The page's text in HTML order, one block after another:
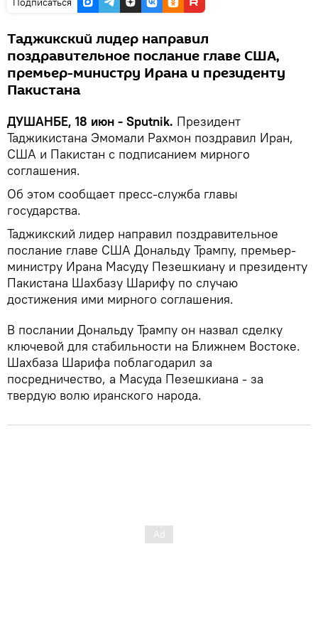
Таджикский лидер направил
поздравительное послание главе США,
премьер-министру Ирана и президенту
Пакистана
ДУШАНБЕ, 18 июн - Sputnik. Президент
Таджикистана Эмомали Рахмон поздравил Иран,
США и Пакистан с подписанием мирного
соглашения.
Об этом сообщает пресс-служба главы
государства.
Таджикский лидер направил поздравительное
послание главе США Дональду Трампу, премьер-
министру Ирана Масуду Пезешкиану и президенту
Пакистана Шахбазу Шарифу по случаю
достижения ими мирного соглашения.
В послании Дональду Трампу он назвал сделку
ключевой для стабильности на Ближнем Востоке.
Шахбаза Шарифа поблагодарил за
посредничество, а Масуда Пезешкиана - за
твердую волю иранского народа.